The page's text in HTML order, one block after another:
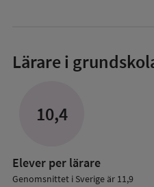
Lärare i
10,4
Elever per lärare
Genomsnittet i Sverige är 11,9